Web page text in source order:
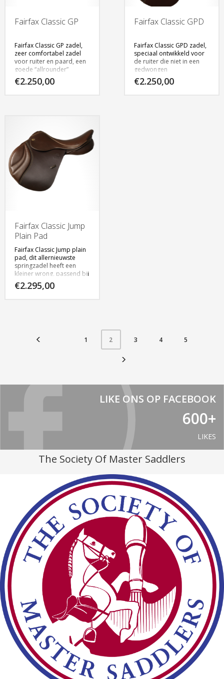
Fairfax Classic GP
Fairfax Classic GP zadel,
zeer comfortabel zadel
voor ruiter en paard, een
goede “allrounder”
Verkrijgbaar in het zwart
informatie
€2.250,00
Fairfax Classic GPD
Fairfax Classic GPD zadel,
speciaal ontwikkeld voor
de ruiter die niet in een
gedwongen
dressuurhouding willen
zitten, maar wel
€2.250,00
Fairfax Classic Jump
Plain Pad
Fairfax Classic Jump plain
pad, dit allernieuwste
springzadel heeft een
kleiner wrong, passend bij
de moderne springruiter.
€2.295,00
1 2 3 4 5
LIKE ONS OP FACEBOOK
600+
LIKES
The Society Of Master Saddlers